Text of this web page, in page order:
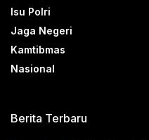
Isu Polri
Jaga Negeri
Kamtibmas
Nasional
Berita Terbaru